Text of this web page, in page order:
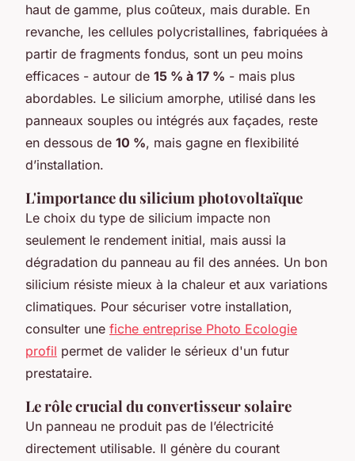
haut de gamme, plus coûteux, mais durable. En
revanche, les cellules polycristallines, fabriquées à
partir de fragments fondus, sont un peu moins
efficaces - autour de 15 % à 17 % - mais plus
abordables. Le silicium amorphe, utilisé dans les
panneaux souples ou intégrés aux façades, reste
en dessous de 10 %, mais gagne en flexibilité
d’installation.
L'importance du silicium photovoltaïque
Le choix du type de silicium impacte non
seulement le rendement initial, mais aussi la
dégradation du panneau au fil des années. Un bon
silicium résiste mieux à la chaleur et aux variations
climatiques. Pour sécuriser votre installation,
consulter une fiche entreprise Photo Ecologie
profil permet de valider le sérieux d'un futur
prestataire.
Le rôle crucial du convertisseur solaire
Un panneau ne produit pas de l’électricité
directement utilisable. Il génère du courant